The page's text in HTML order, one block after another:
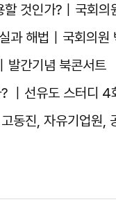
것인가?｜국회
과 해법｜국회의
발간기념 북콘서트
｜선유도 스터디 4
동진, 자유기업원,